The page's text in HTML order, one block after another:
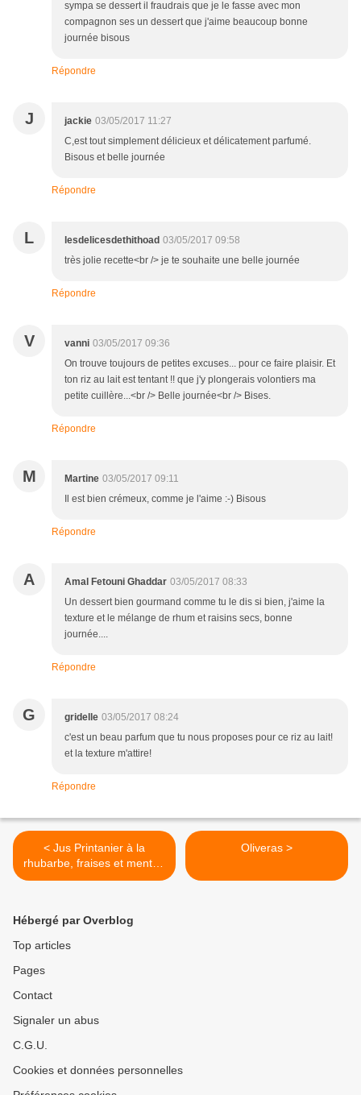
sympa se dessert il fraudrais que je le fasse avec mon
compagnon ses un dessert que j'aime beaucoup bonne
journée bisous
Répondre
J jackie 03/05/2017 11:27
C,est tout simplement délicieux et délicatement parfumé.
Bisous et belle journée
Répondre
L lesdelicesdethithoad 03/05/2017 09:58
très jolie recette<br /> je te souhaite une belle journée
Répondre
V vanni 03/05/2017 09:36
On trouve toujours de petites excuses... pour ce faire plaisir. Et
ton riz au lait est tentant !! que j'y plongerais volontiers ma
petite cuillère...<br /> Belle journée<br /> Bises.
Répondre
M Martine 03/05/2017 09:11
Il est bien crémeux, comme je l'aime :-) Bisous
Répondre
A Amal Fetouni Ghaddar 03/05/2017 08:33
Un dessert bien gourmand comme tu le dis si bien, j'aime la
texture et le mélange de rhum et raisins secs, bonne
journée....
Répondre
G gridelle 03/05/2017 08:24
c'est un beau parfum que tu nous proposes pour ce riz au lait!
et la texture m'attire!
Répondre
< Jus Printanier à la
rhubarbe, fraises et menthe
au Thermomix.
Oliveras >
Hébergé par Overblog
Top articles
Pages
Contact
Signaler un abus
C.G.U.
Cookies et données personnelles